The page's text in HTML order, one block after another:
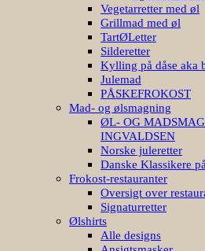
Vegetarretter med øl
Grillmad med øl
TartØLetter
Silderetter
Kylling på dåse aka
Julemad
PÅSKEFROKOST
Mad- og ølsmagning
ØL- OG
INGVALDSEN
Norske juleretter
Danske Klassikere
Frokost-restauranter
Oversigt over
Signaturretter
Ølshirts
Alle designs